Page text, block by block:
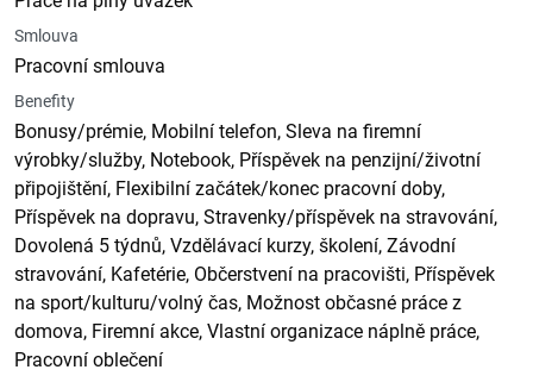
Smlouva
Pracovní smlouva
Benefity
Bonusy/prémie, Mobilní telefon, Sleva na firemní
výrobky/služby, Notebook, Příspěvek na penzijní/životní
připojištění, Flexibilní začátek/konec pracovní doby,
Příspěvek na dopravu, Stravenky/příspěvek na stravování,
Dovolená 5 týdnů, Vzdělávací kurzy, školení, Závodní
stravování, Kafetérie, Občerstvení na pracovišti, Příspěvek
na sport/kulturu/volný čas, Možnost občasné práce z
domova, Firemní akce, Vlastní organizace náplně práce,
Pracovní oblečení